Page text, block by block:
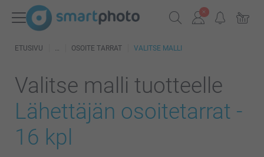
ETUSIVU OSOITE TARRAT VALITSE MALLI
Valitse malli tuotteelle
Lähettäjän osoitetarrat -
16 kpl